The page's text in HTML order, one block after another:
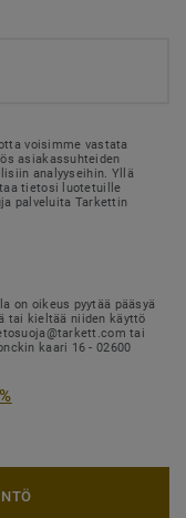
voisimme vastata
asiakassuhteiden
analyyseihin. Yllä
tietosi luotetuille
palveluita Tarkettin
on oikeus pyytää pääsyä
tai kieltää niiden käyttö
tai
kaari 16 - 02600